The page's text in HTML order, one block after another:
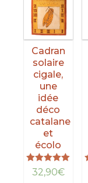
Cadran
solaire
cigale,
une
idée
déco
catalane
et
écolo
Note
5.00
32,90€